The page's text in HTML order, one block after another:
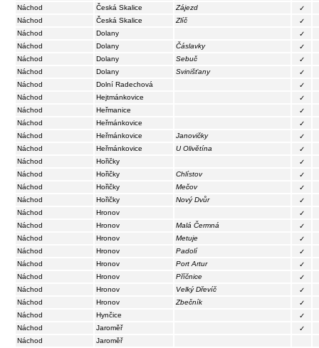
Náchod
Česká Skalice Zájezd
✓
Náchod
Česká Skalice Zlíč
✓
Náchod
Dolany
✓
Náchod
Dolany Čáslavky
✓
Náchod
Dolany Sebuč
✓
Náchod
Dolany Svinišťany
✓
Náchod
Dolní Radechová
✓
Náchod
Hejtmánkovice
✓
Náchod
Heřmanice
✓
Náchod
Heřmánkovice
✓
Náchod
Heřmánkovice Janovičky
✓
Náchod
Heřmánkovice U Olivětína
✓
Náchod
Hořičky
✓
Náchod
Hořičky Chlístov
✓
Náchod
Hořičky Mečov
✓
Náchod
Hořičky Nový Dvůr
✓
Náchod
Hronov
✓
Náchod
Hronov Malá Čermná
✓
Náchod
Hronov Metuje
✓
Náchod
Hronov Padolí
✓
Náchod
Hronov Port Artur
✓
Náchod
Hronov Příčnice
✓
Náchod
Hronov Velký Dřevíč
✓
Náchod
Hronov Zbečník
✓
Náchod
Hynčice
✓
Náchod
Jaroměř
✓
Náchod
Jaroměř